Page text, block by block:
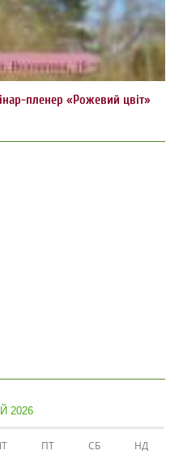
пленер «Рожевий цвіт»
2026
ПТ СБ НД